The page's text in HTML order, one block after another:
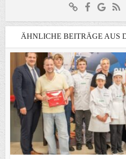
ÄHNLICHE BEITRÄGE AUS